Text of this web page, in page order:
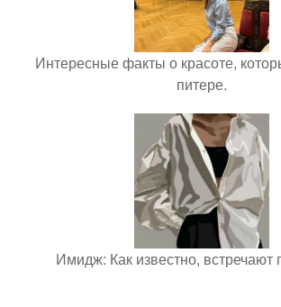
Интересные факты о красоте,
питере.
Имидж: Как известно, встречают